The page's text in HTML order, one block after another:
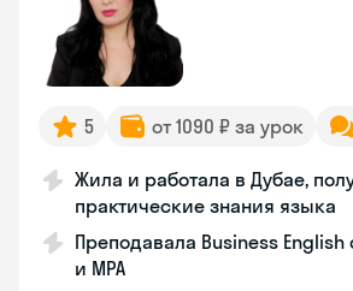
5 от 1090 ₽ за урок
Жила и работала в Дубае,
практические знания языка
Преподавала Business English
и MPA